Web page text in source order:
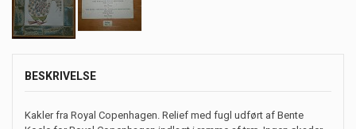
BESKRIVELSE
Kakler fra Royal Copenhagen. Relief med fugl udført af Bente